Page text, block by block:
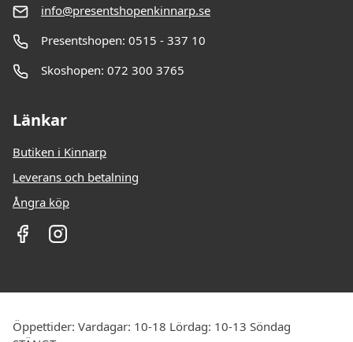
info@presentshopenkinnarp.se
Presentshopen: 0515 - 337 10
Skoshopen: 072 300 3765
Länkar
Butiken i Kinnarp
Leverans och betalning
Ångra köp
Öppettider: Vardagar: 10-18 Lördag: 10-13 Söndag